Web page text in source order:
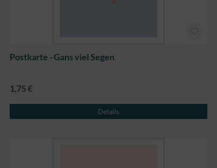
Postkarte - Gans viel Segen
1,75 €
Details